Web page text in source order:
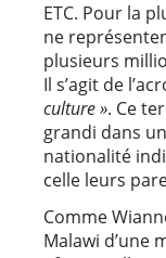
ETC. Pour la
ne
plusieurs
Il s’agit de
culture ». Ce
grandi dans
nationalité
celle leurs
Comme
Malawi d’une